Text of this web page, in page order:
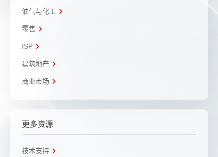
油气与化工
零售
ISP
建筑地产
商业市场
更多资源
技术支持